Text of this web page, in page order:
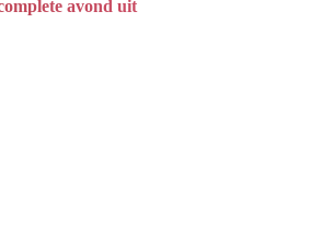
avond uit